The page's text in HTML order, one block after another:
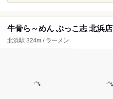
牛骨ら～めん ぶっこ志 北浜店
北浜駅 324m / ラーメン